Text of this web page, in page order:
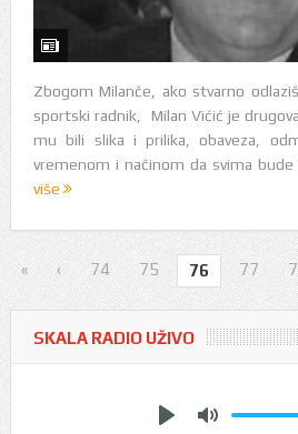
Zbogom Milanče, ako stvarno
sportski radnik, Milan Vićić je
mu bili slika i prilika, obaveza,
vremenom i načinom da svima
više
« ‹ 74 75 76 77
SKALA RADIO UŽIVO